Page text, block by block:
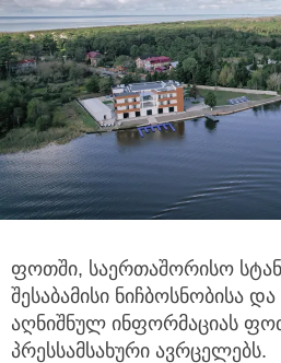
ფოთში, საერთაშორისო
შესაბამისი ნიჩბოსნობისა
აღნიშნულ ინფორმაციას
პრესსამსახური ავრცელებს.